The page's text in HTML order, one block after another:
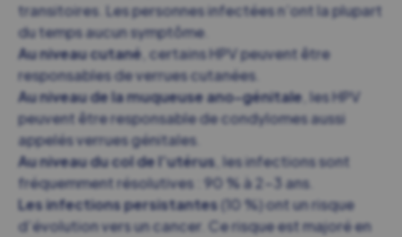
transitoires. Les personnes infectées n’ont la plupart
du temps aucun symptôme.
Au niveau cutané , certains HPV peuvent être
responsables de verrues cutanées.
Au niveau de la muqueuse ano-génitale , les HPV
peuvent être responsable de condylomes aussi
appelés verrues génitales.
Au niveau du col de l’utérus , les infections sont
fréquemment résolutives : 90 % à 2-3 ans.
Les infections persistantes(10 %) ont un risque
d’évolution vers un cancer. Ce risque est majoré en